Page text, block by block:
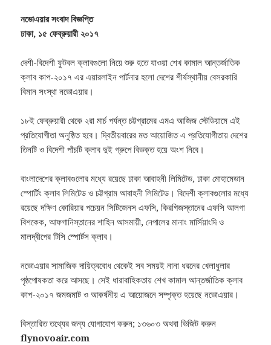
নভোএয়ার সংবাদ বিজ্ঞপ্তি
ঢাকা, ১৫ ফেব্রুয়ারী ২০১৭
দেশী-বিদেশী ফুটবল ক্লাবগুলো নিয়ে শুরু হতে যাওয়া শেখ কামাল আন্তর্জাতিক
ক্লাব কাপ-২০১৭ এর এয়ারলাইন পার্টনার হলো দেশের শীর্ষস্থানীয় বেসরকারি
বিমান সংস্থা নভোএয়ার।
১৮ই ফেব্রুয়ারী থেকে ২রা মার্চ পর্যন্ত চট্টগ্রামের এমএ আজিজ স্টেডিয়ামে এই
প্রতিযোগীতা অনুষ্ঠিত হবে। দ্বিতীয়বারের মত আয়োজিত এ প্রতিযোগীতায় দেশের
তিনটি ও বিদেশী পাঁচটি ক্লাব দুই গ্রুপে বিভক্ত হয়ে অংশ নিবে।
বাংলাদেশের ক্লাবগুলোর মধ্যে রয়েছে ঢাকা আবাহনী লিমিটেড, ঢাকা মোহামেডান
স্পোর্টিং ক্লাব লিমিটেড ও চট্টগ্রাম আবাহনী লিমিটেড। বিদেশী ক্লাবগুলোর মধ্যে
রয়েছে দক্ষিণ কোরিয়ার পচেয়ন সিটিজেনস এফসি, কিরগিজস্তানের এফসি আলগা
বিশকেক, আফগানিস্তানের শাহিন আসমায়ী, নেপালের মানাং মার্সিয়াংদি ও
মালদ্বীপের টিসি স্পোর্টস ক্লাব।
নভোএয়ার সামাজিক দায়িত্ববোধ থেকেই সব সময়ই নানা ধরনের খেলাধুলার
পৃষ্ঠপোষকতা করে আসছে। সেই ধারাবাহিকতায় শেখ কামাল আন্তর্জাতিক ক্লাব
কাপ-২০১৭ জমজমাট ও আকর্ষনীয় এ আয়োজনে সম্পৃক্ত হয়েছে নভোএয়ার।
বিস্তারিত তথ্যের জন্য যোগাযোগ করুন; ১৩৬০৩ অথবা ভিজিট করুন
flynovoair.com